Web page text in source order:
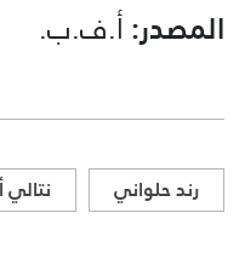
المصدر:أ.ف.ب.
رند حلواني نتالي